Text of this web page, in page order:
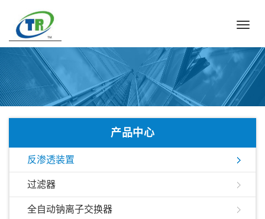
产品中心
反渗透装置
过滤器
全自动钠离子交换器